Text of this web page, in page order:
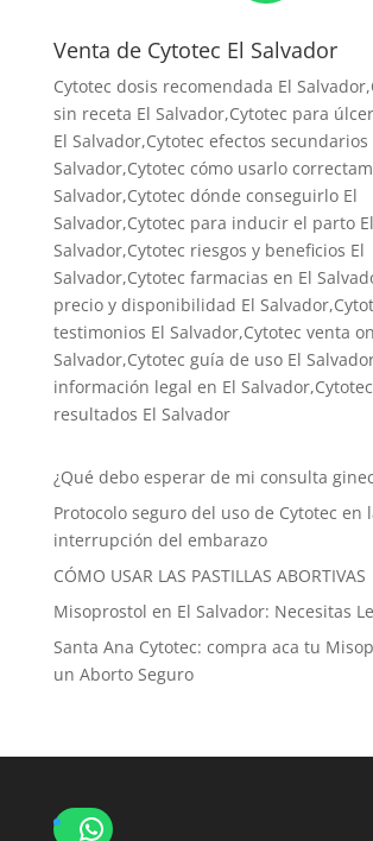
Venta de Cytotec El Salvador
Cytotec dosis recomendada El Salvador
sin receta El Salvador,Cytotec para
El Salvador,Cytotec efectos secundarios
Salvador,Cytotec cómo usarlo
Salvador,Cytotec dónde conseguirlo El
Salvador,Cytotec para inducir el parto El
Salvador,Cytotec riesgos y beneficios El
Salvador,Cytotec farmacias en El
precio y disponibilidad El
testimonios El Salvador,Cytotec venta
Salvador,Cytotec guía de uso El
información legal en El
resultados El Salvador
¿Qué debo esperar de mi consulta
Protocolo seguro del uso de Cytotec en
interrupción del embarazo
CÓMO USAR LAS PASTILLAS ABORTIVAS
Misoprostol en El Salvador: Necesitas
Santa Ana Cytotec: compra aca tu
un Aborto Seguro
WhatsApp